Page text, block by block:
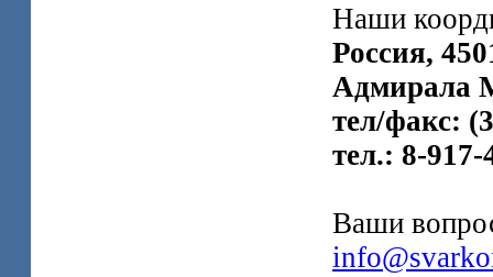
Наши
Россия,
Адмирала
тел/факс:
тел.: 8-917-
Ваши